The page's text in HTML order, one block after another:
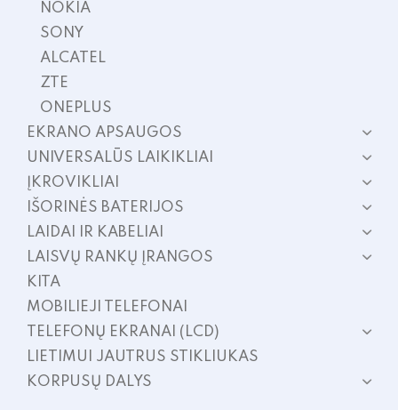
NOKIA
SONY
ALCATEL
ZTE
ONEPLUS
EKRANO APSAUGOS
UNIVERSALŪS LAIKIKLIAI
ĮKROVIKLIAI
IŠORINĖS BATERIJOS
LAIDAI IR KABELIAI
LAISVŲ RANKŲ ĮRANGOS
KITA
MOBILIEJI TELEFONAI
TELEFONŲ EKRANAI (LCD)
LIETIMUI JAUTRUS STIKLIUKAS
KORPUSŲ DALYS